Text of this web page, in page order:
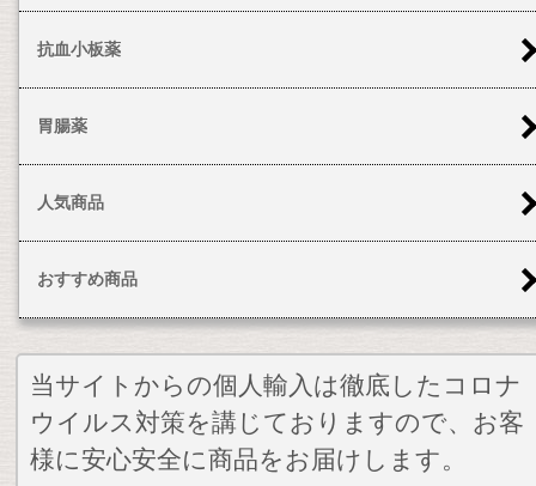
抗血小板薬
胃腸薬
人気商品
おすすめ商品
当サイトからの個人輸入は徹底したコロナ
ウイルス対策を講じておりますので、お客
様に安心安全に商品をお届けします。